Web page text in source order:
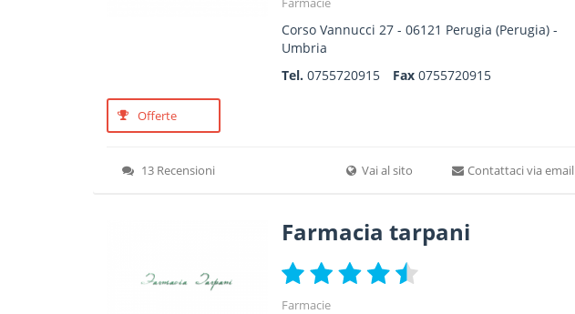
Corso Vannucci 27 -06121 Perugia (Perugia) -
Umbria
Tel.0755720915 Fax0755720915
Offerte
13 Recensioni Vai al sito Contattaci via email
Farmacia tarpani
Farmacie